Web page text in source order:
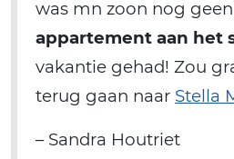
was mn zoon nog
appartement aan het
vakantie gehad! Zou
terug gaan naar Stella
– Sandra Houtriet